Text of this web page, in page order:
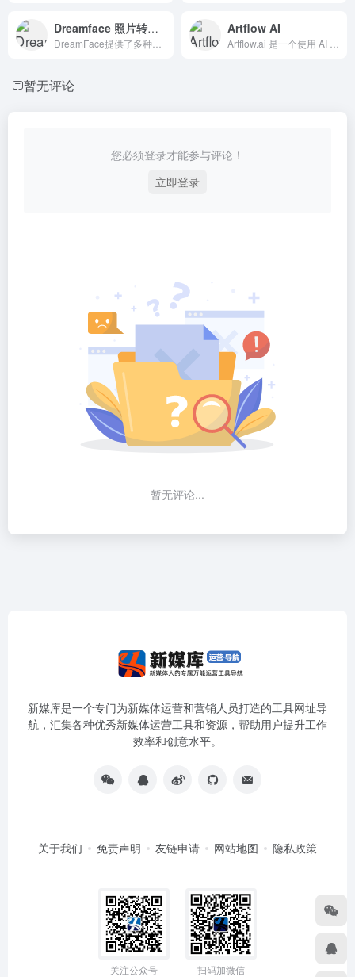
Dreamface 照片转化为逼真的3D动画 Artflow AI
暂无评论
您必须登录才能参与评论！
立即登录
暂无评论...
新媒库是一个专门为新媒体运营和营销人员打造的工具网址导
航，汇集各种优秀新媒体运营工具和资源，帮助用户提升工作
效率和创意水平。
关于我们 免责声明 友链申请 网站地图 隐私政策
关注公众号 扫码加微信